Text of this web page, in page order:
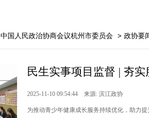
中国人民政治协商会议杭州市委员会 > 政协要
民生实事项目监督 | 夯
2025-11-10 09:54:44 来源: 滨江政协
为推动青少年健康成长服务持续优化，助力